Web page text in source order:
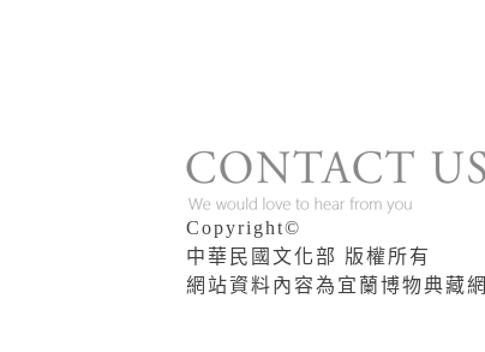
版權說明
Copyright©
中華民國文化部 版權所有
網站資料內容為宜蘭博物典藏